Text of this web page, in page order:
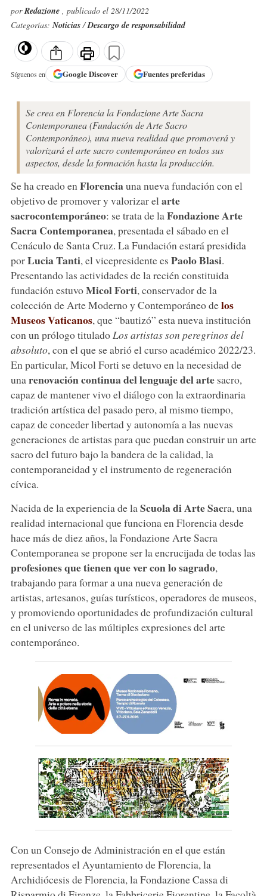
porRedazione , publicado el 28/11/2022
Categorías:Noticias/Descargo de responsabilidad
Síguenos en GoogleDiscover Fuentes preferidas
Se crea en Florencia la Fondazione Arte Sacra
Contemporanea (Fundación de Arte Sacro
Contemporáneo), una nueva realidad que promoverá y
valorizará el arte sacro contemporáneo en todos sus
aspectos, desde la formación hasta la producción.
Se ha creado en Florenciauna nueva fundación con el
objetivo de promover y valorizar el arte
sacrocontemporáneo: se trata de la Fondazione Arte
Sacra Contemporanea, presentada el sábado en el
Cenáculo de Santa Cruz. La Fundación estará presidida
porLucia Tanti, el vicepresidente es Paolo Blasi.
Presentando las actividades de la recién constituida
fundación estuvoMicol Forti, conservador de la
colección de Arte Moderno y Contemporáneo delos
Museos Vaticanos, que “bautizó” esta nueva institución
con un prólogo titulado Los artistas son peregrinos del
absoluto, con el que se abrió el curso académico 2022/23.
En particular, Micol Forti se detuvo en la necesidad de
una renovación continua del lenguaje del artesacro,
capaz de mantener vivo el diálogo con la extraordinaria
tradición artística del pasado pero, al mismo tiempo,
capaz de conceder libertad y autonomía a las nuevas
generaciones de artistas para que puedan construir un arte
sacro del futuro bajo la bandera de la calidad, la
contemporaneidad y el instrumento de regeneración
cívica.
Nacida de la experiencia de la Scuola di Arte Sacra, una
realidad internacional que funciona en Florencia desde
hace más de diez años, la Fondazione Arte Sacra
Contemporanea se propone ser la encrucijada de todas las
profesiones que tienen que ver con lo sagrado,
trabajando para formar a una nueva generación de
artistas, artesanos, guías turísticos, operadores de museos,
y promoviendo oportunidades de profundización cultural
en el universo de las múltiples expresiones del arte
contemporáneo.
Con un Consejo de Administración en el que están
representados el Ayuntamiento de Florencia, la
Archidiócesis de Florencia, la Fondazione Cassa di